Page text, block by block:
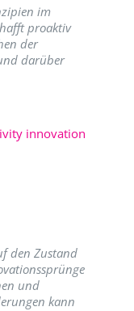
im
proaktiv
der
darüber
innovation
den Zustand
und
kann